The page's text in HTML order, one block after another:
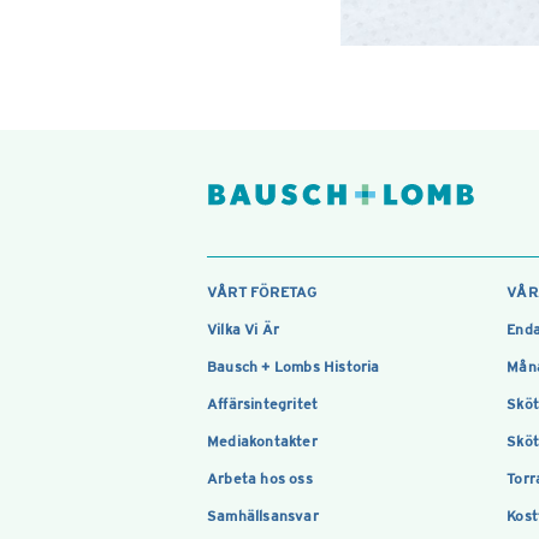
VÅRT FÖRETAG
Vilka Vi Är
Bausch + Lombs Historia
Affärsintegritet
Mediakontakter
Arbeta hos oss
Samhällsansvar